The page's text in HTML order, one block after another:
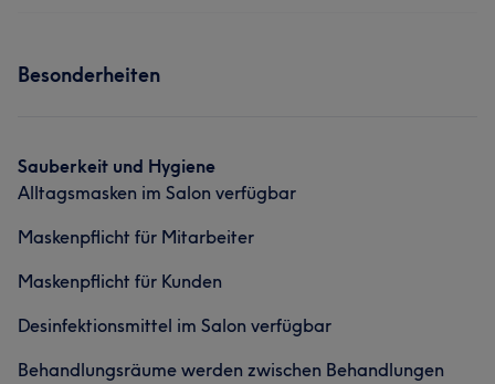
Besonderheiten
Sauberkeit und Hygiene
Alltagsmasken im Salon verfügbar
Maskenpflicht für Mitarbeiter
Maskenpflicht für Kunden
Desinfektionsmittel im Salon verfügbar
Behandlungsräume werden zwischen Behandlungen